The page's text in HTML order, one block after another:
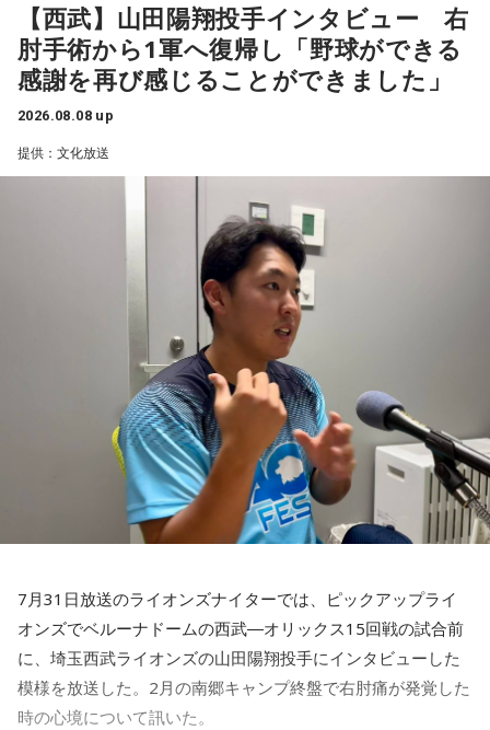
こりを和らげる」をテーマに、さまざまな「心のこり」に触
れながら、自分自身の想いを見つめ直す機会を届けました。
なお、この模様は8月11日（火・祝）午前9時00分～10時00
■番組名：『田村淳のNewsCLUB「自分自身と話そうの
■放送日時：2026年8月11日（火・祝）午前9時00分～10時
■出演：田村淳、砂山圭大郎（文化放送アナウンサー）
■提供：全日本葬祭業協同組合連合会（全葬連）
（左から）福田正博さん、藤木直人、高見侑里
1966年生まれの福田正博さんは、日本人初のJリーグ得点王に
45試合出場で9ゴールを記録するなど活躍を見せ、1993年に
はW杯アジア地区最終予選にも出場しました。2002年に現役
を引退した後は、サッカー解説者としてメディアでの活動の
ほか、講演会やサッカー教室をおこなうなど、自身の経験を
活かしながら幅広く活動しています。
◆「塩貝選手に悪意はなかった」
藤木：決勝トーナメントの相手がブラジルに決まった際、塩
貝選手の言葉が切り取られて話題になったというか、ブラジ
ルにちょっと火をつけてしまった部分もあるのかなと思った
福田：そうですね。塩貝選手に悪意はなかったと思います
し、素直に自分の気持ちを言っただけなのですが、それをブ
ラジルサイドがうまく切り取って、結果的に彼らのモチベー
ションを上げるような形になってしまったので、それはあま
何を言っているかというと、日本とブラジルの力関係は間違
いなくブラジルが上なんですよ。そこで日本サイドが考えな
きゃいけないことは、ブラジルに油断してもらう、隙を見せ
てもらうということも1つだと思っていて。
【西武】山田陽翔投手インタビュー 右
肘手術から1軍へ復帰し「野球ができる
感謝を再び感じることができました」
2026.08.08 up
提供：文化放送
7月31日放送のライオンズナイターでは、ピックアップライ
オンズでベルーナドームの西武―オリックス15回戦の試合前
に、埼玉西武ライオンズの山田陽翔投手にインタビューした
模様を放送した。2月の南郷キャンプ終盤で右肘痛が発覚した
時の心境について訊いた。